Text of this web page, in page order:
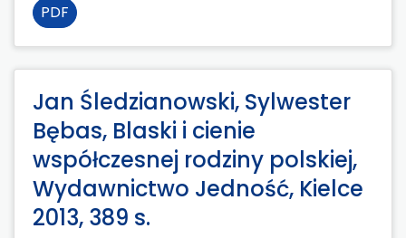
PDF
Jan Śledzianowski, Sylwester
Bębas, Blaski i cienie
współczesnej rodziny polskiej,
Wydawnictwo Jedność, Kielce
2013, 389 s.